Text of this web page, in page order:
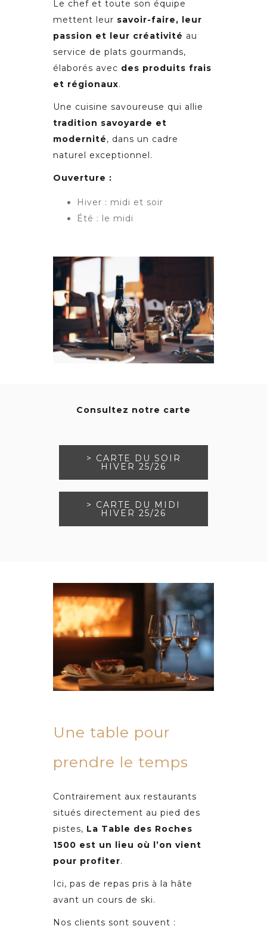
Le chef et toute son équipe
mettent leur savoir-faire, leur
passion et leur créativité au
service de plats gourmands,
élaborés avec des produits frais
et régionaux.
Une cuisine savoureuse qui allie
tradition savoyarde et
modernité, dans un cadre
naturel exceptionnel.
Ouverture :
Hiver : midi et soir
Été : le midi
Consultez notre carte
> CARTE DU SOIR
HIVER 25/26
> CARTE DU MIDI
HIVER 25/26
Une table pour
prendre le temps
Contrairement aux restaurants
situés directement au pied des
pistes, La Table des Roches
1500 est un lieu où l’on vient
pour profiter.
Ici, pas de repas pris à la hâte
avant un cours de ski.
Nos clients sont souvent :